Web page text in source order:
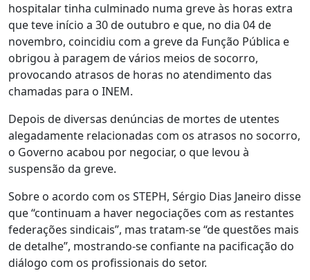
hospitalar tinha culminado numa greve às horas extra
que teve início a 30 de outubro e que, no dia 04 de
novembro, coincidiu com a greve da Função Pública e
obrigou à paragem de vários meios de socorro,
provocando atrasos de horas no atendimento das
chamadas para o INEM.
Depois de diversas denúncias de mortes de utentes
alegadamente relacionadas com os atrasos no socorro,
o Governo acabou por negociar, o que levou à
suspensão da greve.
Sobre o acordo com os STEPH, Sérgio Dias Janeiro disse
que “continuam a haver negociações com as restantes
federações sindicais”, mas tratam-se “de questões mais
de detalhe”, mostrando-se confiante na pacificação do
diálogo com os profissionais do setor.